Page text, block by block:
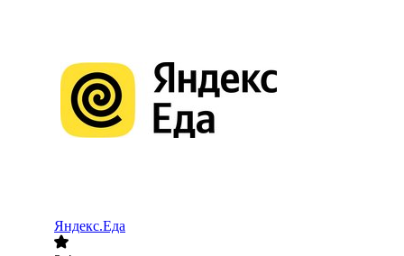
Яндекс.Еда